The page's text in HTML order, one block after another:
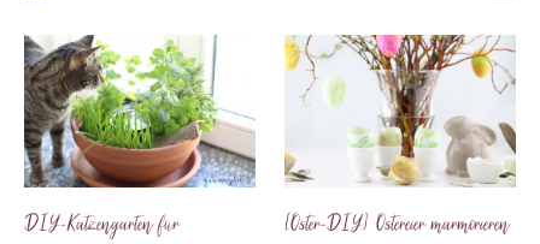
DIY-Katzengarten für [Oster-DIY] Ostereier marmorieren